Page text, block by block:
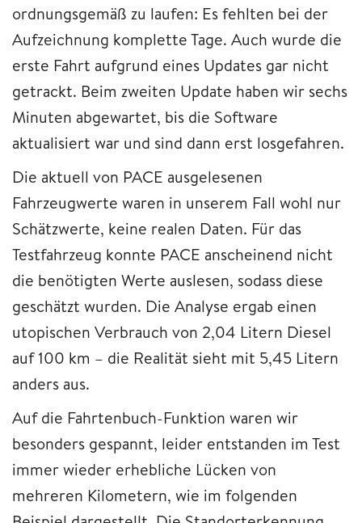
ordnungsgemäß zu laufen: Es fehlten bei der
Aufzeichnung komplette Tage. Auch wurde die
erste Fahrt aufgrund eines Updates gar nicht
getrackt. Beim zweiten Update haben wir sechs
Minuten abgewartet, bis die Software
aktualisiert war und sind dann erst losgefahren.
Die aktuell von PACE ausgelesenen
Fahrzeugwerte waren in unserem Fall wohl nur
Schätzwerte, keine realen Daten. Für das
Testfahrzeug konnte PACE anscheinend nicht
die benötigten Werte auslesen, sodass diese
geschätzt wurden. Die Analyse ergab einen
utopischen Verbrauch von 2,04 Litern Diesel
auf 100 km – die Realität sieht mit 5,45 Litern
anders aus.
Auf die Fahrtenbuch-Funktion waren wir
besonders gespannt, leider entstanden im Test
immer wieder erhebliche Lücken von
mehreren Kilometern, wie im folgenden